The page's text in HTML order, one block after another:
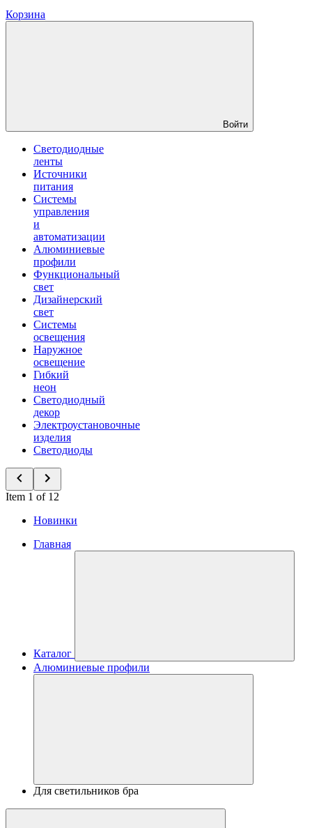
Корзина
Войти
Светодиодные
ленты
Источники
питания
Системы
управления
и
автоматизации
Алюминиевые
профили
Функциональный
свет
Дизайнерский
свет
Системы
освещения
Наружное
освещение
Гибкий
неон
Светодиодный
декор
Электроустановочные
изделия
Светодиоды
Item 1 of 12
Новинки
Главная
Каталог
Алюминиевые профили
Для светильников бра